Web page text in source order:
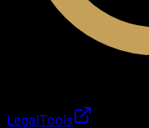
LegalTools